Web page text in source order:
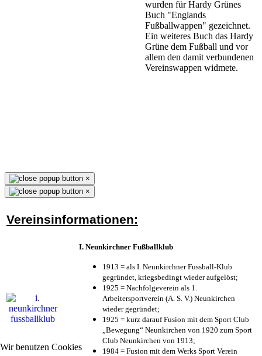
Wir benutzen Cookies
wurden für Hardy Grünes
Buch "Englands
Fußballwappen" gezeichnet.
Ein weiteres Buch das Hardy
Grüne dem Fußball und vor
allem den damit verbundenen
Vereinswappen widmete.
×
×
Vereinsinformationen:
I. Neunkirchner Fußballklub
1913 = als I. Neunkirchner Fussball-Klub
gegründet, kriegsbedingt wieder aufgelöst;
1925 = Nachfolgeverein als 1.
Arbeitersportverein (A. S. V.) Neunkirchen
wieder gegründet;
1925 = kurz darauf Fusion mit dem Sport Club
„Bewegung“ Neunkirchen von 1920 zum Sport
Club Neunkirchen von 1913;
1984 = Fusion mit dem Werks Sport Verein